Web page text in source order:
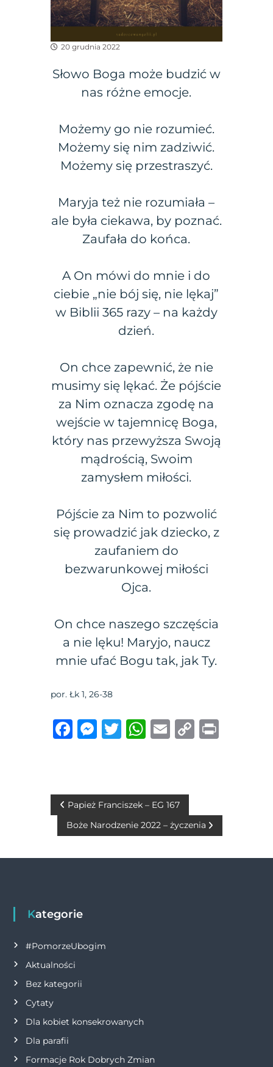
20 grudnia 2022
Słowo Boga może budzić w
nas różne emocje.
Możemy go nie rozumieć.
Możemy się nim zadziwić.
Możemy się przestraszyć.
Maryja też nie rozumiała –
ale była ciekawa, by poznać.
Zaufała do końca.
A On mówi do mnie i do
ciebie „nie bój się, nie lękaj”
w Biblii 365 razy – na każdy
dzień.
On chce zapewnić, że nie
musimy się lękać. Że pójście
za Nim oznacza zgodę na
wejście w tajemnicę Boga,
który nas przewyższa Swoją
mądrością, Swoim
zamysłem miłości.
Pójście za Nim to pozwolić
się prowadzić jak dziecko, z
zaufaniem do
bezwarunkowej miłości
Ojca.
On chce naszego szczęścia
a nie lęku! Maryjo, naucz
mnie ufać Bogu tak, jak Ty.
por. Łk 1, 26-38
F
b
o
k
M
n
g
T
r
W
A
p
E
C
n
N
a
w
g
a
c
j
a
w
Papież Franciszek – EG 167
Boże Narodzenie 2022 – życzenia
Kategorie
#PomorzeUbogim
Aktualności
Bez kategorii
Cytaty
Dla kobiet konsekrowanych
Dla parafii
Formacje Rok Dobrych Zmian